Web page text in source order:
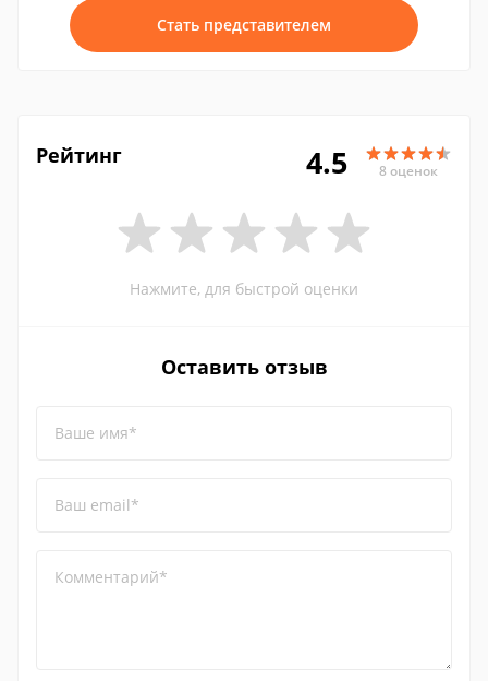
Стать представителем
Рейтинг 4.5 8 оценок
Нажмите, для быстрой оценки
Оставить отзыв
Ваше имя*
Ваш email*
Комментарий*